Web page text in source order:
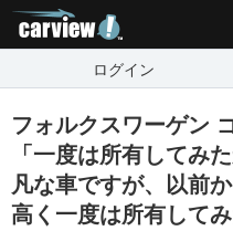
ログイン
フォルクスワーゲン
「一度は所有してみ
凡な車ですが、以前
高く一度は所有して